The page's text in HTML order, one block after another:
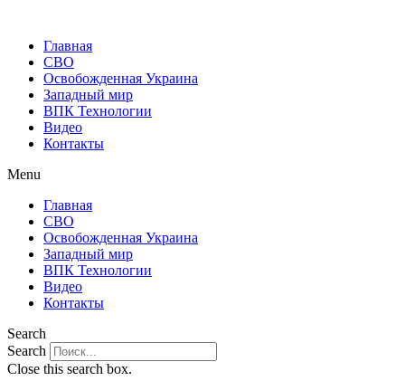
Главная
СВО
Освобожденная Украина
Западный мир
ВПК Технологии
Видео
Контакты
Menu
Главная
СВО
Освобожденная Украина
Западный мир
ВПК Технологии
Видео
Контакты
Search
Search
Close this search box.